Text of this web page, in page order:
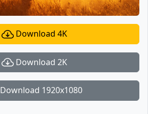
Download 4K
Download 2K
Download 1920x1080